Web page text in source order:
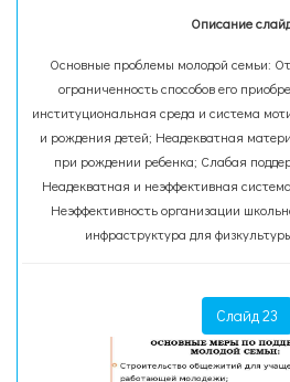
Описание
Основные проблемы молодой семьи:
ограниченность способов его
институциональная среда и система
и рождения детей; Неадекватная
при рождении ребенка; Слабая
Неадекватная и неэффективная
Неэффективность организации
инфраструктура для
Слайд 23